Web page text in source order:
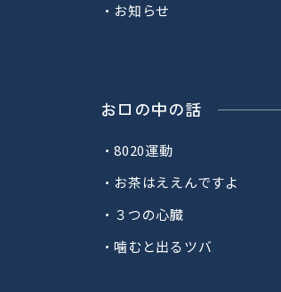
お知らせ
お口の中の話
8020運動
お茶はええんですよ
３つの心臓
噛むと出るツバ